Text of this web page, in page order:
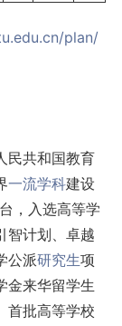
plan/
民共和国教育
一流学科建设
，入选高等学
智计划、卓越
公派研究生项
金来华留学生
首批高等学校